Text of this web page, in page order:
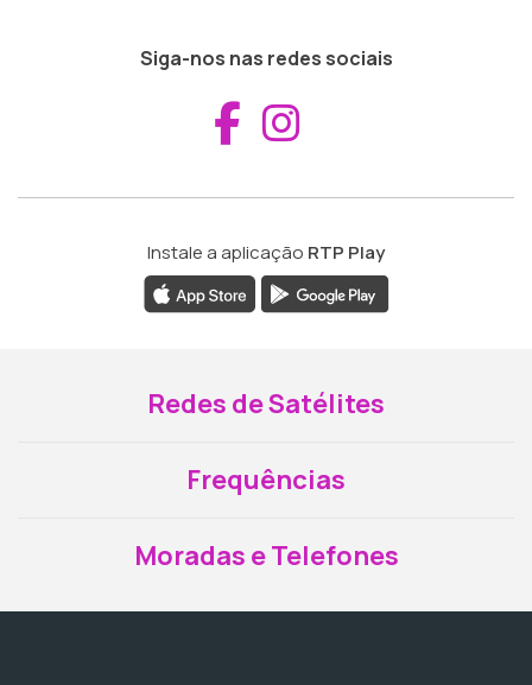
Siga-nos nas redes sociais
Aceder ao
Instale a aplicação RTP Play
Redes de Satélites
Frequências
Moradas e Telefones